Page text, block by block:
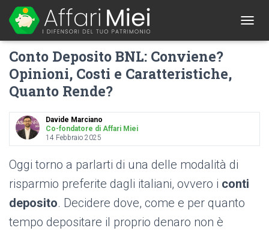
O
I
O
Conto Deposito BNL: Conviene?
Opinioni, Costi e Caratteristiche,
Quanto Rende?
Davide Marciano
Co-fondatore di Affari Miei
14 Febbraio 2025
Oggi torno a parlarti di una delle modalità di
risparmio preferite dagli italiani, ovvero i conti
deposito. Decidere dove, come e per quanto
tempo depositare il proprio denaro non è